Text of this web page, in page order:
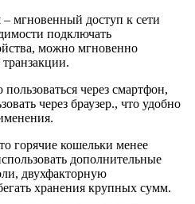
– мгновенный доступ к сети
подключать
можно мгновенно
через смартфон,
через браузер., что удобно
горячие кошельки менее
дополнительные
двухфакторную
хранения крупных сумм.